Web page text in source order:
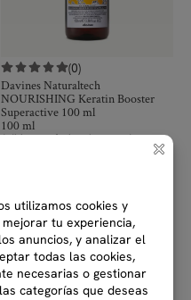
(0)
Davines Naturaltech
NOURISHING Keratin Booster
Superactive 100 ml
100 ml
Aditivo profesionalreparador con
queratina vegetal concentrada, para
4 disponibles
Comprar